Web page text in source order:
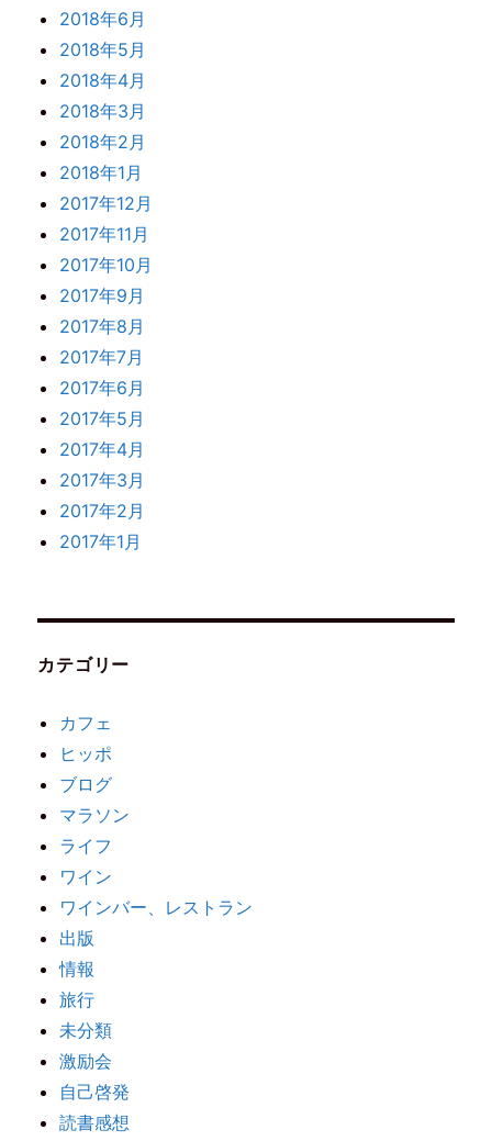
2018年6月
2018年5月
2018年4月
2018年3月
2018年2月
2018年1月
2017年12月
2017年11月
2017年10月
2017年9月
2017年8月
2017年7月
2017年6月
2017年5月
2017年4月
2017年3月
2017年2月
2017年1月
カテゴリー
カフェ
ヒッポ
ブログ
マラソン
ライフ
ワイン
ワインバー、レストラン
出版
情報
旅行
未分類
激励会
自己啓発
読書感想